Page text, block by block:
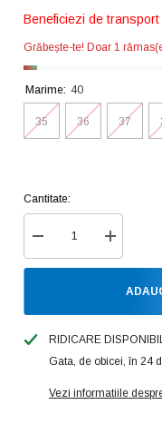
Beneficiezi de
Grăbește-te! Doar 1
Marime: 40
35 36 37
Cantitate:
Reduceți
cantitatea
pentru
Huge
stil
SCW421P05
Creșteți
cantitatea
pentru
Couture
Huge
stil
RIDICARE
Gata, de obicei, în 24
Vezi informatiile